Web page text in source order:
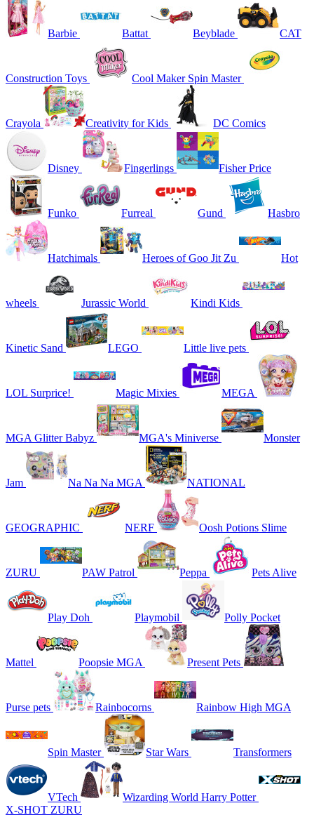
Barbie Battat Beyblade CAT
Construction Toys Cool Maker Spin Master
Crayola Creativity for Kids DC Comics
Disney Fingerlings Fisher Price
Funko Furreal Gund Hasbro
Hatchimals Heroes of Goo Jit Zu Hot
wheels Jurassic World Kindi Kids
Kinetic Sand LEGO Little live pets
LOL Surprice! Magic Mixies MEGA
MGA Glitter Babyz MGA's Miniverse Monster
Jam Na Na Na MGA NATIONAL
GEOGRAPHIC NERF Oosh Potions Slime
ZURU PAW Patrol Peppa Pets Alive
Play Doh Playmobil Polly Pocket
Mattel Poopsie MGA Present Pets
Purse pets Rainbocorns Rainbow High MGA
Spin Master Star Wars Transformers
VTech
Wizarding World Harry Potter
X-SHOT ZURU